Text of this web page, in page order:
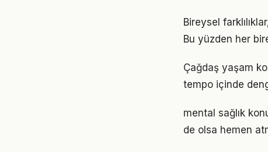
Bireysel
Bu yüzden her
Çağdaş yaşam
tempo içinde
mental sağlık
de olsa hemen